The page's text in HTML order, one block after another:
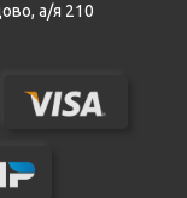
а/я 210